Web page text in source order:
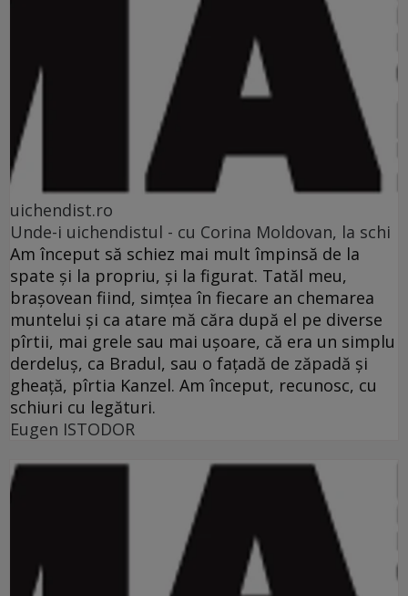
uichendist.ro
Unde-i uichendistul - cu Corina Moldovan, la schi
Am început să schiez mai mult împinsă de la
spate şi la propriu, şi la figurat. Tatăl meu,
braşovean fiind, simţea în fiecare an chemarea
muntelui şi ca atare mă căra după el pe diverse
pîrtii, mai grele sau mai uşoare, că era un simplu
derdeluş, ca Bradul, sau o faţadă de zăpadă şi
gheaţă, pîrtia Kanzel. Am început, recunosc, cu
schiuri cu legături.
Eugen ISTODOR